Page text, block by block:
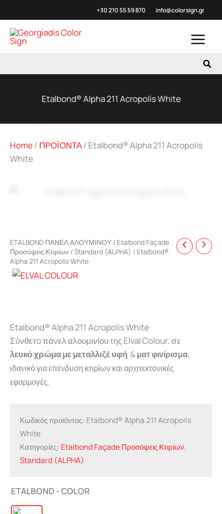
στο
περιεχόμενο
+30 210 55 59870 info@colorsign.gr
Etalbond® Alpha 211 Acropolis White
Home/ ΠΡΟΪΟΝΤΑ/ Etalbond® Alpha 211 Acropolis
White
ETALBOND ΠΑΝΕΛ ΑΛΟΥΜΙΝΟΥ / Etalbond Façade
Προσόψεις Κτιρίων /Standard (ALPHA) / Etalbond®
Alpha 211 Acropolis White
Etalbond® Alpha 211 Acropolis White
Σύνθετo πάνελ αλουμινίου της Elval Colour, σε
λευκό χρώμα με μεταλλιζέ υφή &ματ φινίρισμα,
ιδανικό για επένδυση κτιρίων και αρχιτεκτονικές
εφαρμογές.
Κωδικός προϊόντος: Etalbond® Alpha 211 Acropolis
White
Κατηγορίες: Etalbond Façade Προσόψεις Κτιρίων,
Standard (ALPHA)
ETALBOND - COLOR